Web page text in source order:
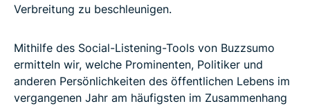
Verbreitung zu beschleunigen.
Mithilfe des Social-Listening-Tools von Buzzsumo
ermitteln wir, welche Prominenten, Politiker und
anderen Persönlichkeiten des öffentlichen Lebens im
vergangenen Jahr am häufigsten im Zusammenhang